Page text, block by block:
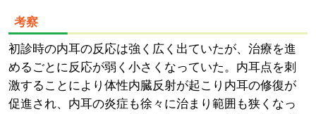
考察
初診時の内耳の反応は強く広く出ていたが、治療を進
めるごとに反応が弱く小さくなっていた。内耳点を刺
激することにより体性内臓反射が起こり内耳の修復が
促進され、内耳の炎症も徐々に治まり範囲も狭くなっ